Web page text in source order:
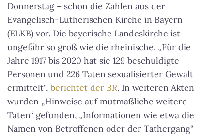
Donnerstag – schon die Zahlen aus der
Evangelisch-Lutherischen Kirche in Bayern
(ELKB) vor. Die bayerische Landeskirche ist
ungefähr so groß wie die rheinische. „Für die
Jahre 1917 bis 2020 hat sie 129 beschuldigte
Personen und 226 Taten sexualisierter Gewalt
ermittelt“, berichtet der BR. In weiteren Akten
wurden „Hinweise auf mutmaßliche weitere
Taten“ gefunden, „Informationen wie etwa die
Namen von Betroffenen oder der Tathergang“